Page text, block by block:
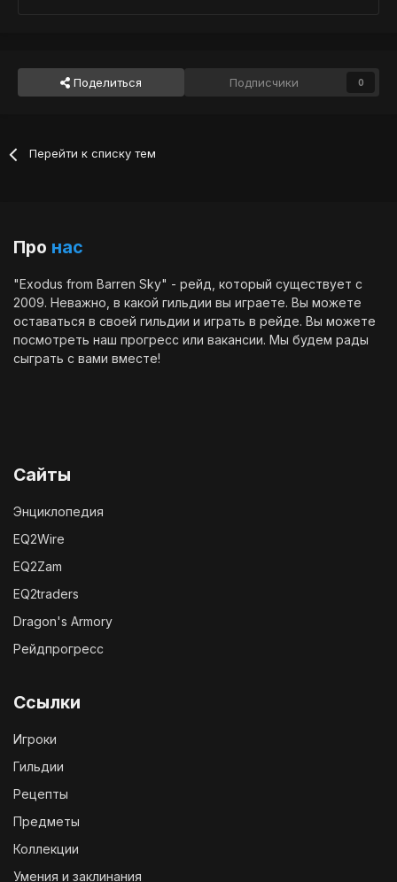
Поделиться Подписчики 0
Перейти к списку тем
Про нас
"Exodus from Barren Sky" - рейд, который существует с
2009. Неважно, в какой гильдии вы играете. Вы можете
оставаться в своей гильдии и играть в рейде. Вы можете
посмотреть наш прогресс или вакансии. Мы будем рады
сыграть с вами вместе!
Сайты
Энциклопедия
EQ2Wire
EQ2Zam
EQ2traders
Dragon's Armory
Рейдпрогресс
Ссылки
Игроки
Гильдии
Рецепты
Предметы
Коллекции
Умения и заклинания